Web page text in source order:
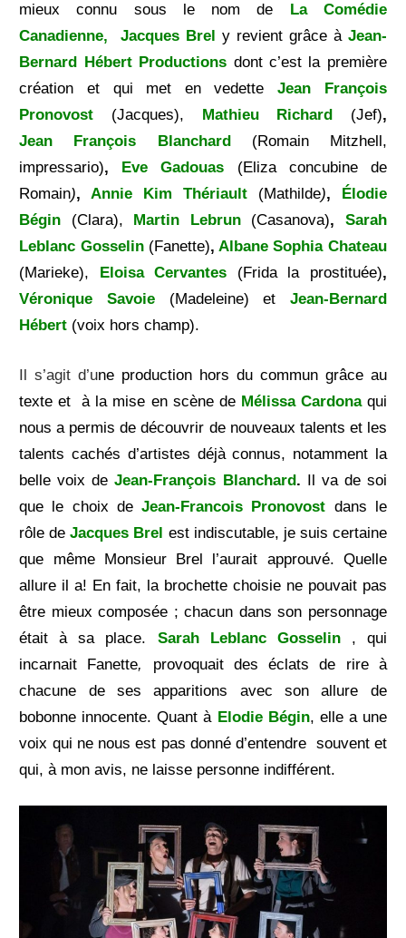
mieux
connu sous le nom de La
Comédie
Canadienne,
Jacques Brel y revient grâce à Jean-
Bernard Hébert Productions dont c’est la première
création et qui met en vedetteJean François
Pronovost (Jacques), Mathieu Richard (Jef),
Jean François Blanchard (Romain Mitzhell,
impressario), Eve Gadouas (Eliza
concubine de
Romain),Annie Kim Thériault (Mathilde), Élodie
Bégin (Clara), Martin Lebrun (Casanova), Sarah
Leblanc Gosselin (Fanette),Albane Sophia Chateau
(Marieke), Eloisa Cervantes (Frida la prostituée),
Véronique Savoie(Madeleine) et Jean-Bernard
Hébert (voix hors champ).
Il s’agit d’une production hors du commun grâce au
texte et à la mise en scène de Mélissa Cardonaqui
nous a permis dedécouvrir de nouveaux talents et les
talents cachés d’artistes déjà connus, notamment la
belle voix deJean-François Blanchard. Il va de soi
que le choix deJean-Francois Pronovost dans le
rôle deJacques Brel est indiscutable, je suis certaine
que même Monsieur Brel l’aurait approuvé. Quelle
allure il a! En fait, la brochette choisie ne pouvait pas
être mieux composée ; chacun dans son personnage
était à sa place. Sarah Leblanc Gosselin , qui
incarnait
Fanette,
provoquait des éclats de rire à
chacune de ses apparitions avec son allure de
bobonne innocente. Quant à Elodie Bégin, elle a une
voix qui ne nous est pas donné d’entendre souvent et
qui, à mon avis, ne laisse personne indifférent.